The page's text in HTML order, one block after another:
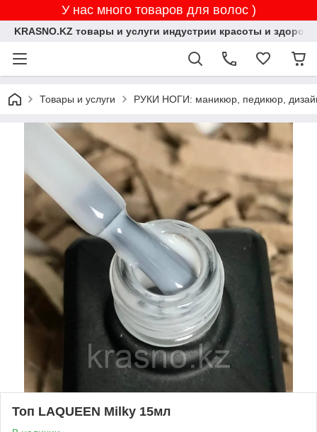
У нас много товаров для волос )
KRASNO.KZ товары и услуги индустрии красоты и
Товары и услуги РУКИ НОГИ: маникюр, педикюр,
Топ LAQUEEN Milky 15мл